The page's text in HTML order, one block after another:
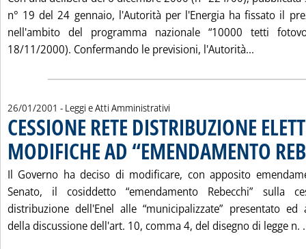
n° 19 del 24 gennaio, l'Autorità per l'Energia ha fissato il
nell'ambito del programma nazionale “10000 tetti
18/11/2000). Confermando le previsioni, l'Autorità...
26/01/2001 - Leggi e Atti Amministrativi
CESSIONE RETE DISTRIBUZIONE
MODIFICHE AD “EMENDAMENTO
Il Governo ha deciso di modificare, con apposito
Senato, il cosiddetto “emendamento Rebecchi” sulla
distribuzione dell'Enel alle “municipalizzate” presentato ed
della discussione dell'art. 10, comma 4, del disegno di legge n.